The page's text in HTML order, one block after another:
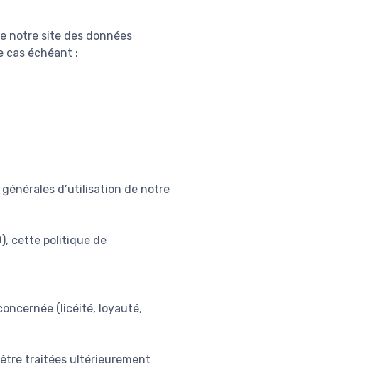
notre site des données
cas échéant :
d’utilisation de notre
cette politique de
(licéité, loyauté,
traitées ultérieurement